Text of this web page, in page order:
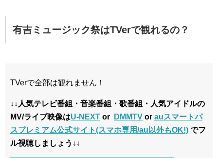
有吉ミュージック祭はTVerで観れるの？
TVerで全部は観れません！
↓↓人気テレビ番組・音楽番組・歌番組・人気アイドルの
MV/ライブ映像はU-NEXT or DMMTV or auスマートパ
スプレミアム公式サイト(スマホ専用/au以外もOK!) でフ
ル視聴しましょう↓↓